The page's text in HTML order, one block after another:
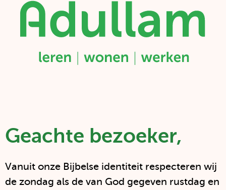
Adullam
leren
wonen
Geachte bezoeker,
Vanuit onze Bijbelse identiteit respecteren wij
de zondag als de van God gegeven rustdag en